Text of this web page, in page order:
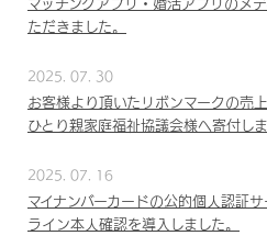
マッチングアプリ・婚活アプリのメ
ただきました。
2025. 07. 30
お客様より頂いたリボンマークの売
ひとり親家庭福祉協議会様へ寄付しま
2025. 07. 16
マイナンバーカードの公的個人認証
ライン本人確認を導入しました。